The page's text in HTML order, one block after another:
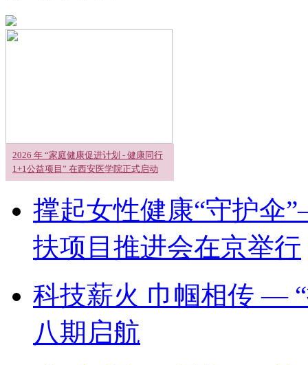
2026 年 “家庭健康促进计划 - 健康同行
1+1公益项目” 在西安医学院正式启动
撑起女性健康“守护伞
扶项目推进会在京举行
科技薪火 巾帼相传 —
八期启航